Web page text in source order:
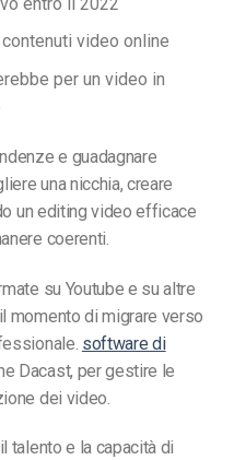
video online
per un video in
e guadagnare
una nicchia, creare
un editing video efficace
coerenti.
su Youtube e su altre
momento di migrare verso
software di
Dacast, per gestire le
dei video.
talento e la capacità di